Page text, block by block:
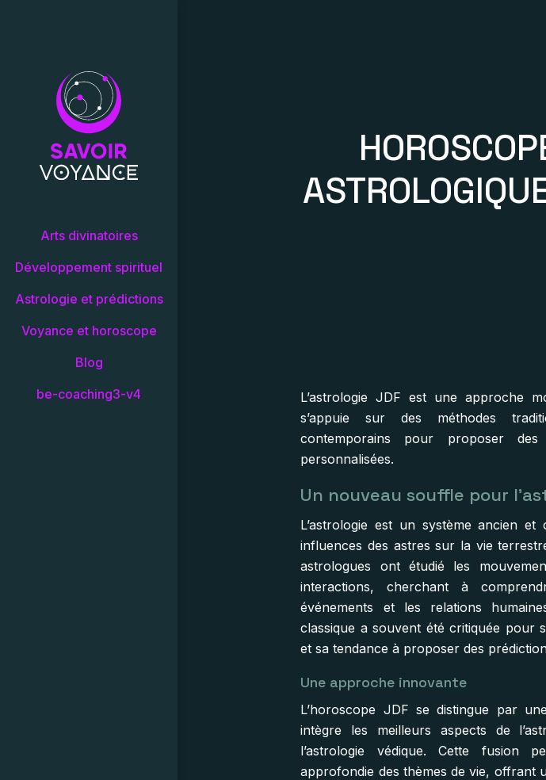
Arts divinatoires
Développement spirituel
Astrologie et prédictions
Voyance et horoscope
Blog
be-coaching3-v4
L’astrologie JDF est une approche
s’appuie sur des méthodes
contemporains pour proposer
personnalisées.
Un nouveau souffle pour
L’astrologie est un système ancien
influences des astres sur la vie
astrologues ont étudié les
interactions, cherchant à
événements et les relations
classique a souvent été critiquée pour
et sa tendance à proposer des
Une approche innovante
L’horoscope JDF se distingue par
intègre les meilleurs aspects de
l’astrologie védique. Cette fusion
approfondie des thèmes de vie, offrant